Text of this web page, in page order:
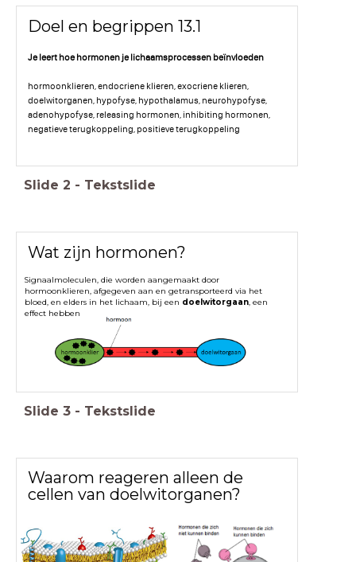
Doel en begrippen 13.1
Je leert hoe hormonen je lichaamsprocessen beïnvloeden
hormoonklieren, endocriene klieren, exocriene klieren,
doelwitorganen, hypofyse, hypothalamus, neurohypofyse,
adenohypofyse, releasing hormonen, inhibiting hormonen,
negatieve terugkoppeling, positieve terugkoppeling
Slide 2 - Tekstslide
Wat zijn hormonen?
Signaalmoleculen, die worden aangemaakt door
hormoonklieren, afgegeven aan en getransporteerd via het
bloed, en elders in het lichaam, bij een doelwitorgaan, een
effect hebben
Slide 3 - Tekstslide
Waarom reageren alleen de
cellen van doelwitorganen?